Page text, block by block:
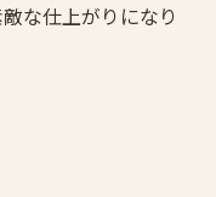
な仕上がりになり